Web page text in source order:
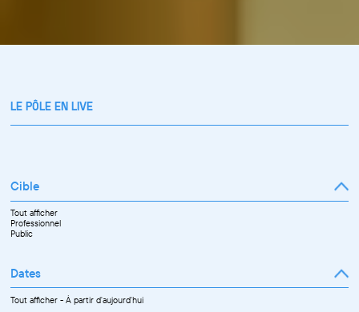
LE PÔLE EN LIVE
Cible
Tout afficher
Professionnel
Public
Dates
Tout afficher-À partir d'aujourd'hui